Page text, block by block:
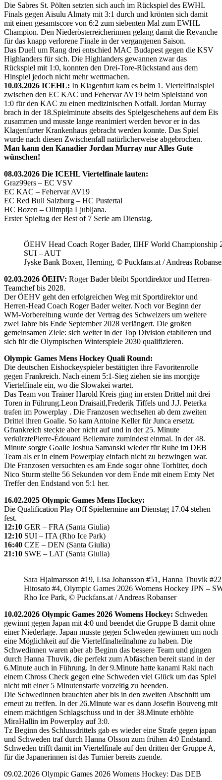
Die Sabres St. Pölten setzten sich auch im Rückspiel des EWHL
Finals gegen Aisulu Almaty mit 3:1 durch und krönten sich damit
mit einen gesamtscore von 6:2 zum siebenten Mal zum EWHL
Champion. Den Niederösterreicherinnen gelang damit die Revanche
für das knapp verlorene Finale in der vergangenen Saison.
Das Duell um Rang drei entschied MAC Budapest gegen die KSV
Highlanders für sich. Die Highlanders gewannen zwar das
Rückspiel mit 1:0, konnten den Drei-Tore-Rückstand aus dem
Hinspiel jedoch nicht mehr wettmachen.
10.03.2026 ICEHL: In Klagenfurt kam es beim 1. Viertelfinalspiel
zwischen den EC KAC und Fehervar AV19 beim Spielstand von
1:0 für den KAC zu einen medizinischen Notfall. Jordan Murray
brach in der 18.Spielminute abseits des Spielgeschehens auf dem Eis
zusammen und musste lange reanimiert werden bevor er in das
Klagenfurter Krankenhaus gebracht werden konnte. Das Spiel
wurde nach diesen Zwischenfall natürlicherweise abgebrochen.
Man kann den Kanadier Jordan Murray nur Alles Gute
wünschen!
08.03.2026 Die ICEHL Viertelfinale lauten:
Graz99ers – EC VSV
EC KAC – Fehervar AV19
EC Red Bull Salzburg – HC Pustertal
HC Bozen – Olimpija Ljubljana.
Erster Spieltag der Best of 7 Serie am Dienstag.
ÖEHV Head Coach Roger Bader, IIHF World Championship
SUI – AUT
Jyske Bank Boxen, Herning, © Puckfans.at / Andreas
02.03.2026 ÖEHV: Roger Bader bleibt Sportdirektor und Herren-
Teamchef bis 2028.
Der ÖEHV geht den erfolgreichen Weg mit Sportdirektor und
Herren-Head Coach Roger Bader weiter. Noch vor Beginn der
WM-Vorbereitung wurde der Vertrag des Schweizers um weitere
zwei Jahre bis Ende September 2028 verlängert. Die großen
gemeinsamen Ziele: sich weiter in der Top Division etablieren und
sich für die Olympischen Winterspiele 2030 qualifizieren.
Olympic Games Mens Hockey Quali Round:
Die deutschen Eishockeyspieler bestätigten ihre Favoritenrolle
gegen Frankreich. Nach einem 5:1-Sieg ziehen sie ins morgige
Viertelfinale ein, wo die Slowakei wartet.
Das Team von Trainer Harold Kreis ging im ersten Drittel mit drei
Toren in Führung.Leon Draisaitl,Frederik Tiffels und J.J. Peterka
trafen im Powerplay . Die Franzosen wechselten ab dem zweiten
Drittel ihren Goalie. So kam Antoine Keller für Junca ersetzt.
Gfrankreich steckte aber nicht auf und in der 25. Minute
verkürztePierre-Édouard Bellemare zumindest einmal. In der 48.
Minute sorgte Goalie Joshua Samanski wieder für Ruhe im DEB
Team als er in einem Powerplay einfach nicht zu bezwingen war.
Die Franzosen versuchten es am Ende sogar ohne Torhüter, doch
Nico Sturm stellte 56 Sekunden vor dem Ende mit einem Emty Net
Treffer den Endstand von 5:1 her.
16.02.2025 Olympic Games Mens Hockey:
Die Qualification Play Off Spieltermine am Dienstag 17.04 stehen
fest.
12:10 GER – FRA (Santa Giulia)
12:10 SUI – ITA (Rho Ice Park)
16:40 CZE – DEN (Santa Giulia)
21:10 SWE – LAT (Santa Giulia)
Sara Hjalmarsson #19, Lisa Johansson #51, Hanna Thuvik
Hitosato #4, Olympic Games 2026 Womens Hockey JPN –
Rho Ice Park, © Puckfans.at / Andreas Robanser
10.02.2026 Olympic Games 2026 Womens Hockey: Schweden
gewinnt gegen Japan mit 4:0 und beendet die Gruppe B damit ohne
einer Niederlage. Japan musste gegen Schweden gewinnen um noch
eine Möglichkeit auf die Viertelfinalteilnahme zu haben. Die
Schwedinnen waren aber ab Beginn das bessere Team und gingen
durch Hanna Thuvik, die perfekt zum Abfäschen bereit stand in der
6.Minute auch in Führung. In der 9.Minute hatte kanami Raki nach
einem Chross Check gegen eine Schweden viel Glück um das Spiel
nicht mit einer 5 Minutenstarfe vorzeitig zu beenden.
Die Schwedinnen brauchten aber bis in den zweiten Abschnitt um
erneut zu treffen. In der 26.Minute war es dann Josefin Bouveng mit
einem mächtigen Schlagschuss und in der 38.Minute erhöhte
MiraHallin im Powerplay auf 3:0.
Tz Beginn des Schlussdrittels gab es wieder eine Strafe gegen japan
und Schweden traf durch Hanna Olsson zum frühen 4:0 Endstand.
Schweden trifft damit im Viertelfinale auf den dritten der Gruppe A,
für die Japanerinnen ist das Turnier bereits zuende.
09.02.2026 Olympic Games 2026 Womens Hockey: Das DEB